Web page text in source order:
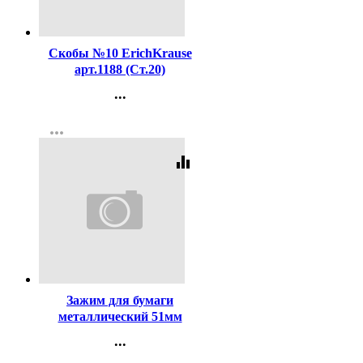
Скобы №10 ErichKrause
арт.1188 (Ст.20)
...
Регистрация
more_horiz
equalizer
Зажим для бумаги
металлический 51мм
...